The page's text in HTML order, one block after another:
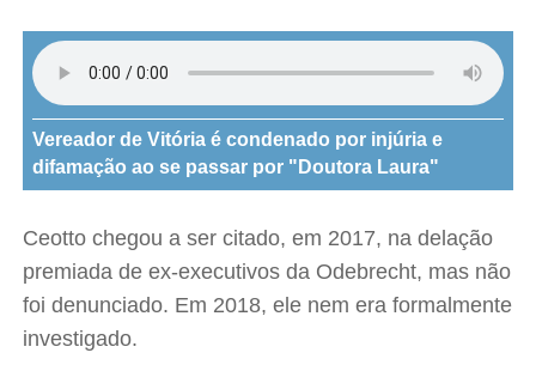
Vereador de Vitória é condenado por injúria e
difamação ao se passar por "Doutora Laura"
Ceotto chegou a ser citado, em 2017, na delação
premiada de ex-executivos da Odebrecht, mas não
foi denunciado. Em 2018, ele nem era formalmente
investigado.